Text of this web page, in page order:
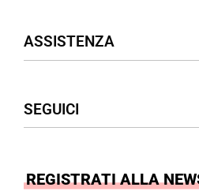
Donna
Borse
ASSISTENZA
Termini & Condizioni
SEGUICI
Instagram
REGISTRATI ALLA